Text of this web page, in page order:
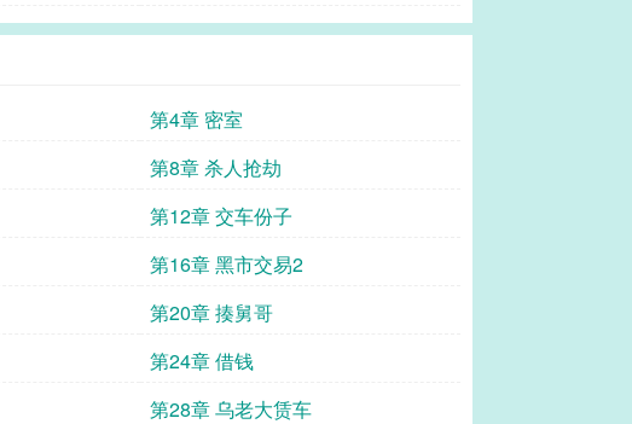
第4章 密室
第8章 杀人抢劫
第12章 交车份子
第16章 黑市交易2
第20章 揍舅哥
第24章 借钱
第28章 乌老大赁车